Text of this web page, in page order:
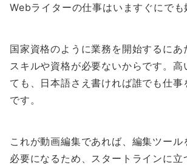
Webライターの仕事はいますぐにでも
国家資格のように業務を開始するにあ
スキルや資格が必要ないからです。高
ても、日本語さえ書ければ誰でも仕事
です。
これが動画編集であれば、編集ツール
必要になるため、スタートラインに立